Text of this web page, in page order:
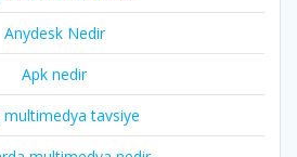
Anydesk Nedir
Apk nedir
multimedya tavsiye